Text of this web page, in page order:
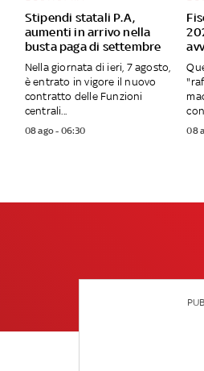
Stipendi statali P.A,
aumenti in arrivo nella
busta paga di settembre
Nella giornata di ieri, 7 agosto,
è entrato in vigore il nuovo
contratto delle Funzioni
centrali...
08 ago - 06:30 08